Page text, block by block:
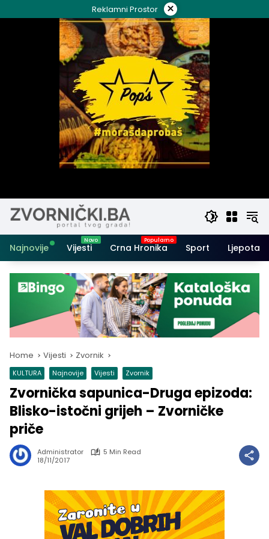
to
Reklamni Prostor ×
Najnovije Vijesti Crna Hronika Sport Ljepota i
Home Vijesti Zvornik
KULTURA Najnovije Vijesti Zvornik
Zvornička sapunica-Druga epizoda:
Blisko-istočni grijeh – Zvorničke
priče
Administrator
5 Min Read
18/11/2017